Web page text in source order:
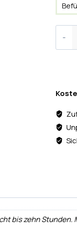
bis zehn Stunden.